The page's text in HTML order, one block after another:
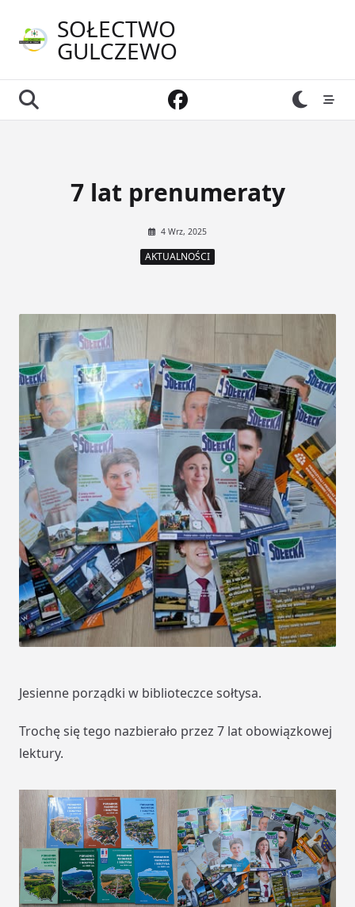
content
SOŁECTWO
GULCZEWO
7 lat prenumeraty
4 Wrz, 2025
AKTUALNOŚCI
Jesienne porządki w biblioteczce sołtysa.
Trochę się tego nazbierało przez 7 lat obowiązkowej
lektury.